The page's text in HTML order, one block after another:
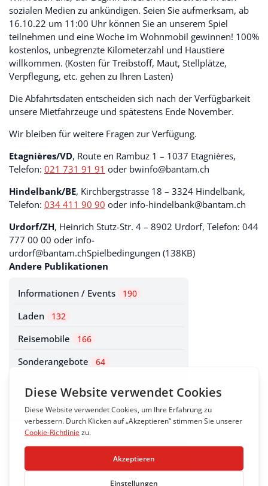
sozialen Medien zu ankündigen. Seien Sie aufmerksam, ab
16.10.22 um 11:00 Uhr können Sie an unserem Spiel
teilnehmen und eine Woche im Wohnmobil gewinnen! 100%
kostenlos, unbegrenzte Kilometerzahl und Haustiere
willkommen. (Kosten für Treibstoff, Maut, Stellplätze,
Verpflegung, etc. gehen zu Ihren Lasten)
Die Abfahrtsdaten entscheiden sich nach der Verfügbarkeit
unsere Mietfahrzeuge und spätestens Ende November.
Wir bleiben für weitere Fragen zur Verfügung.
Etagnières/VD, Route en Rambuz 1 – 1037 Etagnières,
Telefon: 021 731 91 91 oder bwinfo@bantam.ch
Hindelbank/BE, Kirchbergstrasse 18 – 3324 Hindelbank,
Telefon: 034 411 90 90 oder info-hindelbank@bantam.ch
Urdorf/ZH, Heinrich Stutz-Str. 4 – 8902 Urdorf, Telefon: 044
777 00 00 oder info-
urdorf@bantam.chSpielbedingungen (138KB)
Andere Publikationen
Informationen / Events 190
Laden 132
Reisemobile 166
Sonderangebote 64
Wohnwagen 85
Zum Blog